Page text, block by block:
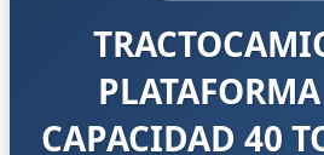
CAPACIDAD 40